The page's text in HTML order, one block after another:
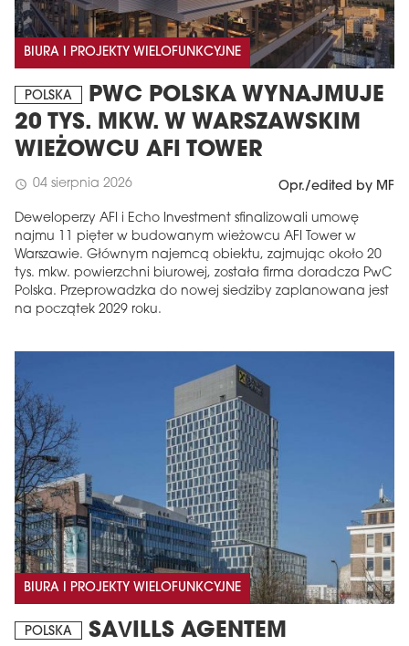
BIURA I PROJEKTY WIELOFUNKCYJNE
POLSKA
PWC POLSKA WYNAJMUJE
20 TYS. MKW. W WARSZAWSKIM
WIEŻOWCU AFI TOWER
schedule 04 sierpnia 2026 Opr./edited by MF
Deweloperzy AFI i Echo Investment sfinalizowali umowę
najmu 11 pięter w budowanym wieżowcu AFI Tower w
Warszawie. Głównym najemcą obiektu, zajmując około 20
tys. mkw. powierzchni biurowej, została firma doradcza PwC
Polska. Przeprowadzka do nowej siedziby zaplanowana jest
na początek 2029 roku.
BIURA I PROJEKTY WIELOFUNKCYJNE
POLSKA
SAVILLS AGENTEM